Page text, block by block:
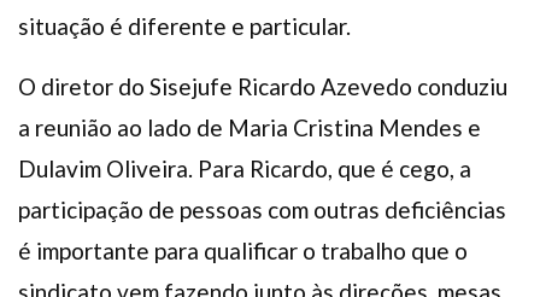
situação é diferente e particular.
O diretor do Sisejufe Ricardo Azevedo conduziu
a reunião ao lado de Maria Cristina Mendes e
Dulavim Oliveira. Para Ricardo, que é cego, a
participação de pessoas com outras deficiências
é importante para qualificar o trabalho que o
sindicato vem fazendo junto às direções, mesas